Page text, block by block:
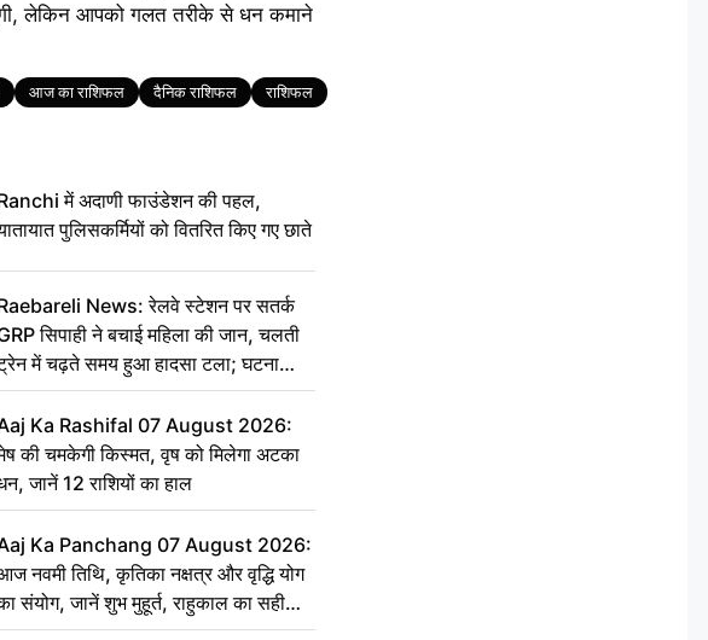
लेकिन आपको गलत तरीके से धन कमाने
आज का राशिफल दैनिक राशिफल राशिफल
में अदाणी फाउंडेशन की पहल,
पुलिसकर्मियों को वितरित किए गए छाते
News: रेलवे स्टेशन पर सतर्क
सिपाही ने बचाई महिला की जान, चलती
में चढ़ते समय हुआ हादसा टला; घटना
में कैद
Ka Rashifal 07 August 2026:
की चमकेगी किस्मत, वृष को मिलेगा अटका
जानें 12 राशियों का हाल
Ka Panchang 07 August 2026:
नवमी तिथि, कृतिका नक्षत्र और वृद्धि योग
संयोग, जानें शुभ मुहूर्त, राहुकाल का सही